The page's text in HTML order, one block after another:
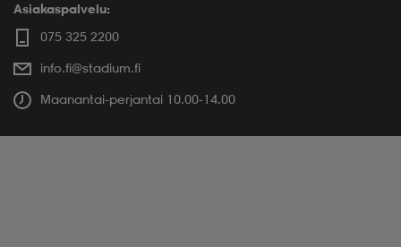
Asiakaspalvelu:
075 325 2200
info.fi@stadium.fi
Maanantai-perjantai 10.00-14.00